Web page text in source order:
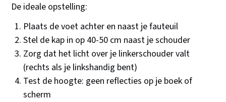
De ideale opstelling:
Plaats de voet achter en naast je fauteuil
Stel de kap in op 40-50 cm naast je schouder
Zorg dat het licht over je linkerschouder valt
(rechts als je linkshandig bent)
Test de hoogte: geen reflecties op je boek of
scherm